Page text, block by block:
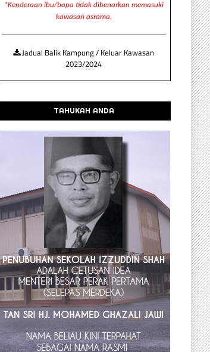
*Kenderaan ibu/bapa tidak dibenarkan memasuki
kawasan asrama.
Jadual Balik Kampung / Keluar Kawasan
2023/2024
TAHUKAH ANDA